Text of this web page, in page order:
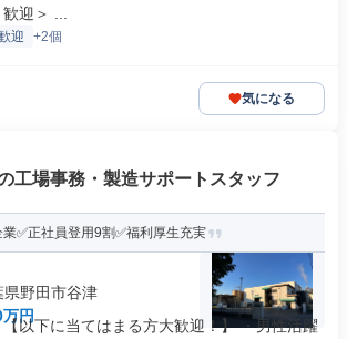
迎＞ ...
迎 +2個
気になる
工場事務・製造サポートスタッフ
✅正社員登用9割✅福利厚生充実
野田市谷津
円
以下に当てはまる方大歓迎！】 ・男性活躍